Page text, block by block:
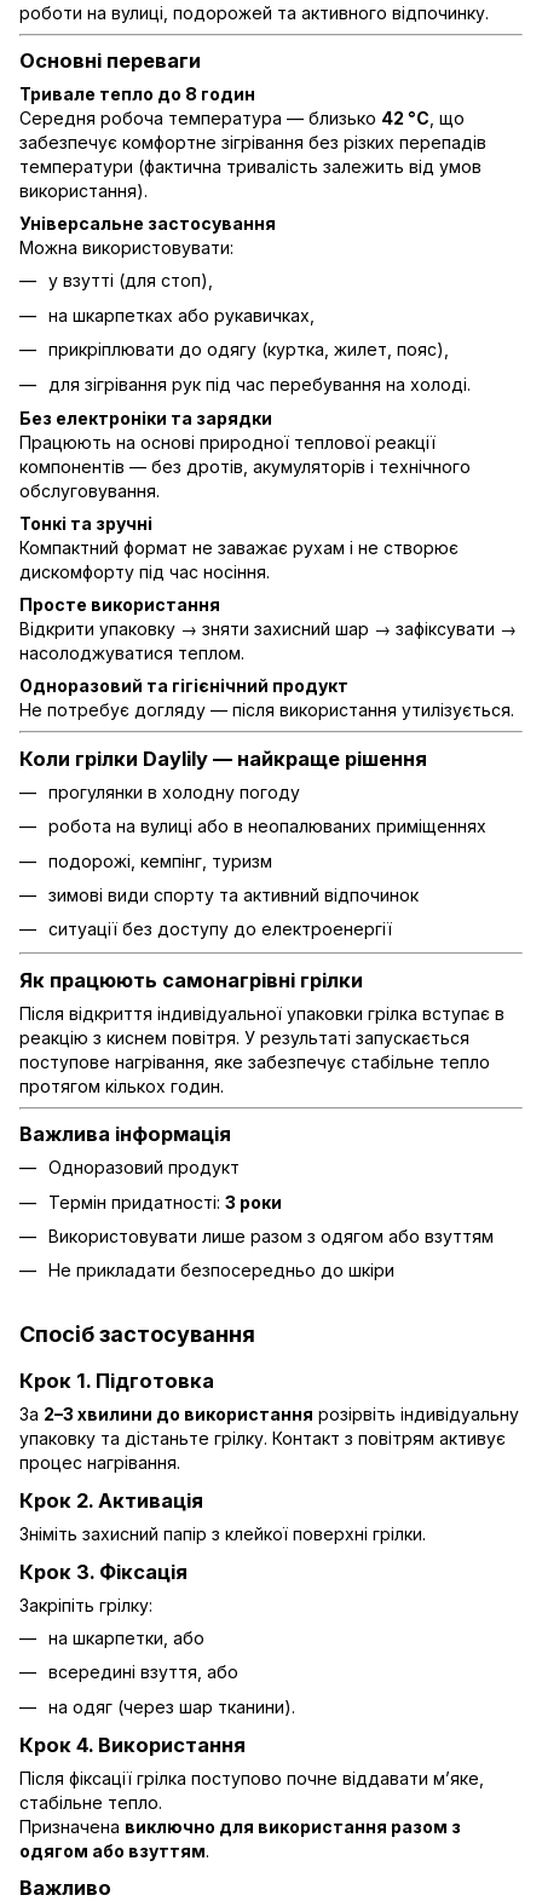
роботи на вулиці, подорожей та активного відпочинку.
Основні переваги
Тривале тепло до 8 годин
Середня робоча температура — близько 42 °C , що
забезпечує комфортне зігрівання без різких перепадів
температури (фактична тривалість залежить від умов
використання).
Універсальне застосування
Можна використовувати:
у взутті (для стоп),
на шкарпетках або рукавичках,
прикріплювати до одягу (куртка, жилет, пояс),
для зігрівання рук під час перебування на холоді.
Без електроніки та зарядки
Працюють на основі природної теплової реакції
компонентів — без дротів, акумуляторів і технічного
обслуговування.
Тонкі та зручні
Компактний формат не заважає рухам і не створює
дискомфорту під час носіння.
Просте використання
Відкрити упаковку → зняти захисний шар → зафіксувати →
насолоджуватися теплом.
Одноразовий та гігієнічний продукт
Не потребує догляду — після використання утилізується.
Коли грілки Daylily — найкраще рішення
прогулянки в холодну погоду
робота на вулиці або в неопалюваних приміщеннях
подорожі, кемпінг, туризм
зимові види спорту та активний відпочинок
ситуації без доступу до електроенергії
Як працюють самонагрівні грілки
Після відкриття індивідуальної упаковки грілка вступає в
реакцію з киснем повітря. У результаті запускається
поступове нагрівання, яке забезпечує стабільне тепло
протягом кількох годин.
Важлива інформація
Одноразовий продукт
Термін придатності: 3 роки
Використовувати лише разом з одягом або взуттям
Не прикладати безпосередньо до шкіри
Спосіб застосування
Крок 1. Підготовка
За 2–3 хвилини до використання розірвіть індивідуальну
упаковку та дістаньте грілку. Контакт з повітрям активує
процес нагрівання.
Крок 2. Активація
Зніміть захисний папір з клейкої поверхні грілки.
Крок 3. Фіксація
Закріпіть грілку:
на шкарпетки, або
всередині взуття, або
на одяг (через шар тканини).
Крок 4. Використання
Після фіксації грілка поступово почне віддавати м’яке,
стабільне тепло.
Призначена виключно для використання разом з
одягом або взуттям.
Важливо